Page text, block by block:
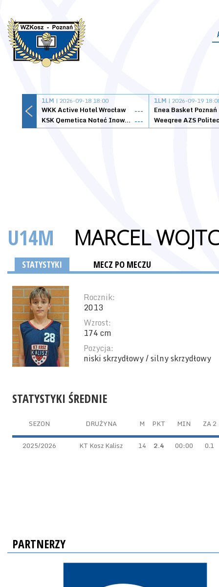
1LM | 2026-09-18 18:00
WKK Active Hotel Wrocław
---
KSK Qemetica Noteć Inowrocław ---
1LM | 2026-09-19
Enea Basket Poznań
U14M MARCEL
STATYSTYKI MECZ PO MECZU
Rocznik:
2013
Wzrost:
174 cm
Pozycja:
niski skrzydłowy / silny skrzydłowy
STATYSTYKI ŚREDNIE
SEZON DRUŻYNA M PKT MIN ZA 2
2025/2026 KT Kosz Kalisz 14 2.4 00:00 0.1
PARTNERZY